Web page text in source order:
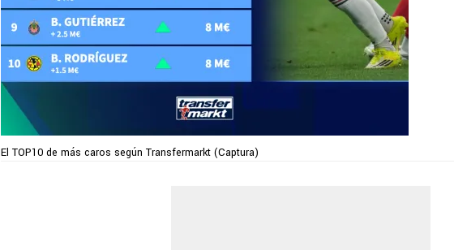
El TOP10 de más caros según Transfermarkt (Captura)